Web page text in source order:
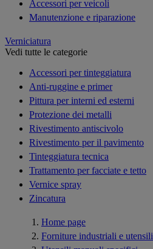
Accessori per veicoli
Manutenzione e riparazione
Verniciatura
Vedi tutte le categorie
Accessori per tinteggiatura
Anti-ruggine e primer
Pittura per interni ed esterni
Protezione dei metalli
Rivestimento antiscivolo
Rivestimento per il pavimento
Tinteggiatura tecnica
Trattamento per facciate e tetto
Vernice spray
Zincatura
Home page
Forniture industriali e utensili